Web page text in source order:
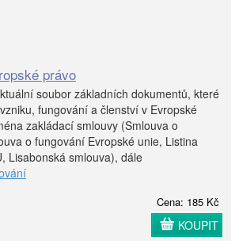
právo
soubor základních dokumentů, které
fungování a členství v Evropské
zakládací smlouvy (Smlouva o
o fungování Evropské unie, Listina
Lisabonská smlouva), dále
Cena: 185 Kč
KOUPIT